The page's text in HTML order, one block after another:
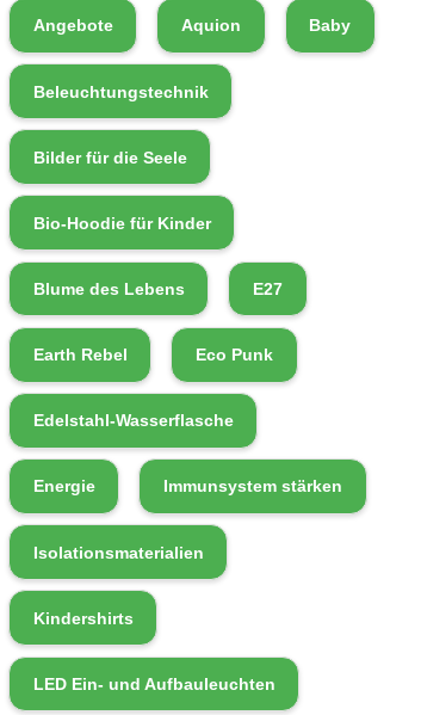
Angebote Aquion Baby
Beleuchtungstechnik
Bilder für die Seele
Bio-Hoodie für Kinder
Blume des Lebens E27
Earth Rebel Eco Punk
Edelstahl-Wasserflasche
Energie Immunsystem stärken
Isolationsmaterialien
Kindershirts
LED Ein- und Aufbauleuchten